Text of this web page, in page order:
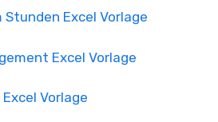
Excel Vorlage
Excel Vorlage
Vorlage